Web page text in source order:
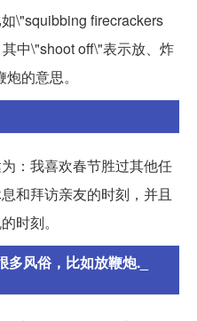
\"squibbing firecrackers
中\"shoot off\"表示放、炸
的意思。
：我喜欢春节胜过其他任
和拜访亲友的时刻，并且
时刻。
风俗，比如放鞭炮._